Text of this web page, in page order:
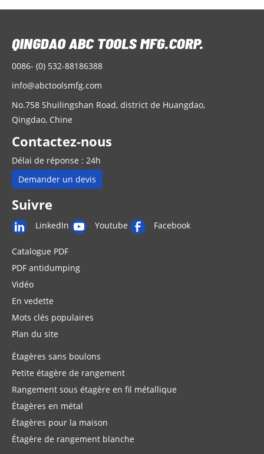
0086- (0) 532-88186388
info@abctoolsmfg.com
No.758 Shuilingshan Road, district de Huangdao,
Qingdao, Chine
Contactez-nous
Délai de réponse : 24h
Demander un devis
Suivre
LinkedIn Youtube Facebook
Catalogue PDF
PDF antidumping
Vidéo
En vedette
Mots clés populaires
Plan du site
Étagères sans boulons
Petite étagère de rangement
Rangement sous étagère en fil métallique
Étagères en métal
Étagères pour la maison
Étagère de rangement blanche